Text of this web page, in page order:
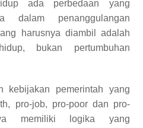
ada perbedaan yang
dalam penanggulangan
harusnya diambil adalah
bukan pertumbuhan
pemerintah yang
pro-job, pro-poor dan pro-
memiliki logika yang